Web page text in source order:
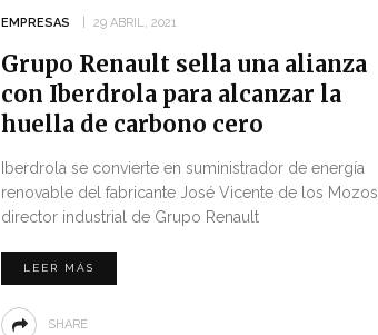
EMPRESAS 29 ABRIL, 2021
Grupo Renault sella una alianza
con Iberdrola para alcanzar la
huella de carbono cero
Iberdrola se convierte en suministrador de energía
renovable del fabricante José Vicente de los Mozos,
director industrial de Grupo Renault
LEER MÁS
SHARE